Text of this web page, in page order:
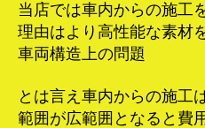
当店では車内からの施工
理由はより高性能な素材
車両構造上の問題
とは言え車内からの施工
範囲が広範囲となると費